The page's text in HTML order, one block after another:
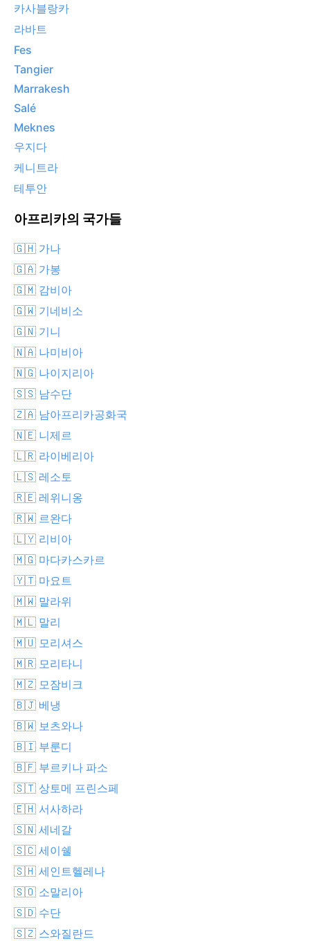
카사블랑카
라바트
Fes
Tangier
Marrakesh
Salé
Meknes
우지다
케니트라
테투안
아프리카의 국가들
🇬🇭 가나
🇬🇦 가봉
🇬🇲 감비아
🇬🇼 기네비소
🇬🇳 기니
🇳🇦 나미비아
🇳🇬 나이지리아
🇸🇸 남수단
🇿🇦 남아프리카공화국
🇳🇪 니제르
🇱🇷 라이베리아
🇱🇸 레소토
🇷🇪 레위니옹
🇷🇼 르완다
🇱🇾 리비아
🇲🇬 마다카스카르
🇾🇹 마요트
🇲🇼 말라위
🇲🇱 말리
🇲🇺 모리셔스
🇲🇷 모리타니
🇲🇿 모잠비크
🇧🇯 베냉
🇧🇼 보츠와나
🇧🇮 부룬디
🇧🇫 부르키나 파소
🇸🇹 상토메 프린스페
🇪🇭 서사하라
🇸🇳 세네갈
🇸🇨 세이쉘
🇸🇭 세인트헬레나
🇸🇴 소말리아
🇸🇩 수단
🇸🇿 스와질란드